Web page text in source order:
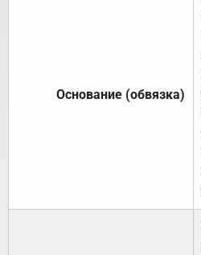
Основание (обвязка)